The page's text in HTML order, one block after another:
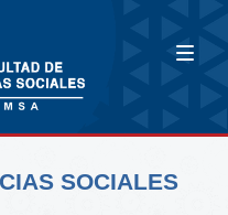
SOCIALES